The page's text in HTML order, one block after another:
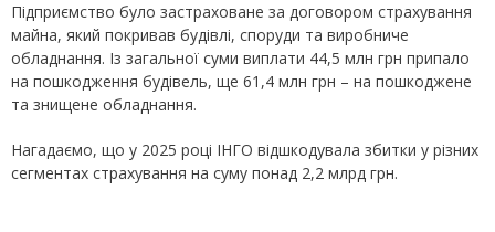
Підприємство було застраховане за договором страхування
майна, який покривав будівлі, споруди та виробниче
обладнання. Із загальної суми виплати 44,5 млн грн припало
на пошкодження будівель, ще 61,4 млн грн – на пошкоджене
та знищене обладнання.
Нагадаємо, що у 2025 році ІНГО відшкодувала збитки у різних
сегментах страхування на суму понад 2,2 млрд грн.